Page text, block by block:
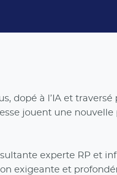
dopé à l’IA et traversé
jouent une
experte RP et
exigeante et